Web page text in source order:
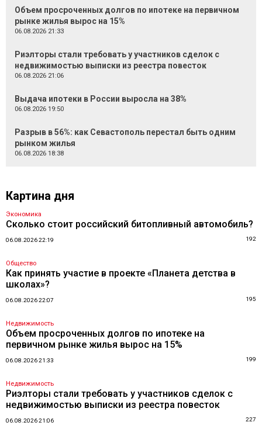
Объем просроченных долгов по ипотеке на первичном
рынке жилья вырос на 15%
06.08.2026 21:33
Риэлторы стали требовать у участников сделок с
недвижимостью выписки из реестра повесток
06.08.2026 21:06
Выдача ипотеки в России выросла на 38%
06.08.2026 19:50
Разрыв в 56%: как Севастополь перестал быть одним
рынком жилья
06.08.2026 18:38
Картина дня
Экономика
Сколько стоит российский битопливный автомобиль?
06.08.2026 22:19 192
Общество
Как принять участие в проекте «Планета детства в
школах»?
06.08.2026 22:07 195
Недвижимость
Объем просроченных долгов по ипотеке на
первичном рынке жилья вырос на 15%
06.08.2026 21:33 199
Недвижимость
Риэлторы стали требовать у участников сделок с
недвижимостью выписки из реестра повесток
06.08.2026 21:06 227